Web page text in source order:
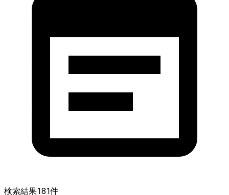
検索結果181件